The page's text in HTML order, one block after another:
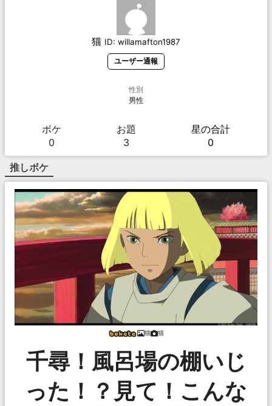
猫 ID: willamafton1987
ユーザー通報
性別
男性
ボケ
0
お題
3
星の合計
0
推しボケ
猫 猫
千尋！風呂場の棚いじ
った！？見て！こんな